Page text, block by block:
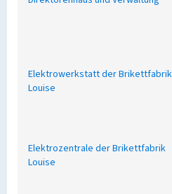
Elektrowerkstatt der Brikettfabrik
Louise
Elektrozentrale der Brikettfabrik
Louise